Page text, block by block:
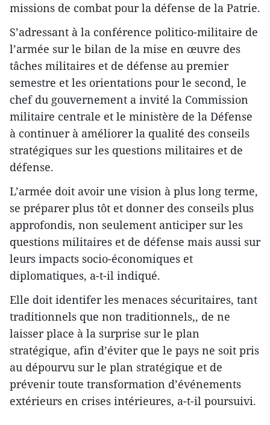
missions de combat pour la défense de la Patrie.
S’adressant à la conférence politico-militaire de
l’armée sur le bilan de la mise en œuvre des
tâches militaires et de défense au premier
semestre et les orientations pour le second, le
chef du gouvernement a invité la Commission
militaire centrale et le ministère de la Défense
à continuer à améliorer la qualité des conseils
stratégiques sur les questions militaires et de
défense.
L’armée doit avoir une vision à plus long terme,
se préparer plus tôt et donner des conseils plus
approfondis, non seulement anticiper sur les
questions militaires et de défense mais aussi sur
leurs impacts socio-économiques et
diplomatiques, a-t-il indiqué.
Elle doit identifer les menaces sécuritaires, tant
traditionnels que non traditionnels,, de ne
laisser place à la surprise sur le plan
stratégique, afin d’éviter que le pays ne soit pris
au dépourvu sur le plan stratégique et de
prévenir toute transformation d’événements
extérieurs en crises intérieures, a-t-il poursuivi.